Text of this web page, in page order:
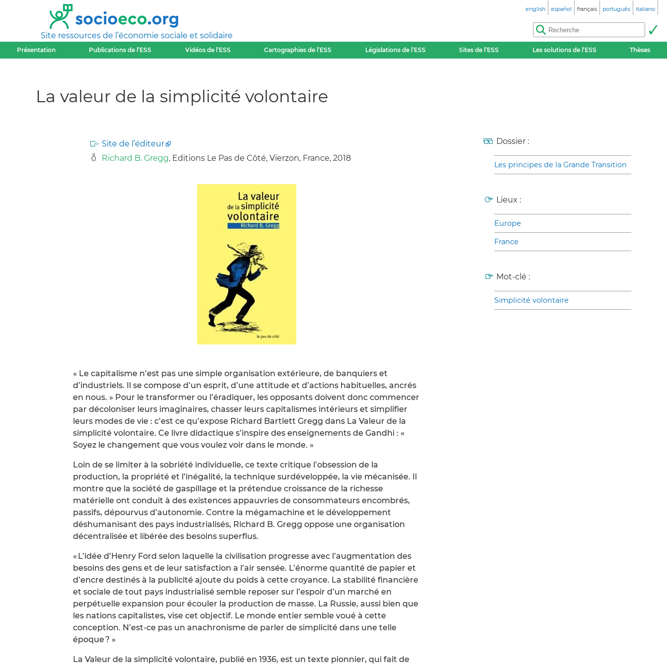
Site ressources de l’économie sociale et solidaire
english español français português italiano
Présentation Publications de l’ESS Vidéos de l’ESS Cartographies de l’ESS Législations de l’ESS Sites de l’ESS Les solutions de l’ESS Thèses
La valeur de la simplicité volontaire
Site de l’éditeur
Richard B. Gregg, Editions Le Pas de Côté, Vierzon, France, 2018
« Le capitalisme n’est pas une simple organisation extérieure, de banquiers et
d’industriels. Il se compose d’un esprit, d’une attitude et d’actions habituelles, ancrés
en nous. » Pour le transformer ou l’éradiquer, les opposants doivent donc commencer
par décoloniser leurs imaginaires, chasser leurs capitalismes intérieurs et simplifier
leurs modes de vie : c’est ce qu’expose Richard Bartlett Gregg dans La Valeur de la
simplicité volontaire. Ce livre didactique s’inspire des enseignements de Gandhi : «
Soyez le changement que vous voulez voir dans le monde. »
Loin de se limiter à la sobriété individuelle, ce texte critique l’obsession de la
production, la propriété et l’inégalité, la technique surdéveloppée, la vie mécanisée. Il
montre que la société de gaspillage et la prétendue croissance de la richesse
matérielle ont conduit à des existences appauvries de consommateurs encombrés,
passifs, dépourvus d’autonomie. Contre la mégamachine et le développement
déshumanisant des pays industrialisés, Richard B. Gregg oppose une organisation
décentralisée et libérée des besoins superflus.
« L’idée d’Henry Ford selon laquelle la civilisation progresse avec l’augmentation des
besoins des gens et de leur satisfaction a l’air sensée. L’énorme quantité de papier et
d’encre destinés à la publicité ajoute du poids à cette croyance. La stabilité financière
et sociale de tout pays industrialisé semble reposer sur l’espoir d’un marché en
perpétuelle expansion pour écouler la production de masse. La Russie, aussi bien que
les nations capitalistes, vise cet objectif. Le monde entier semble voué à cette
conception. N’est-ce pas un anachronisme de parler de simplicité dans une telle
époque ? »
La Valeur de la simplicité volontaire, publié en 1936, est un texte pionnier, qui fait de
Dossier :
Les principes de la Grande Transition
Lieux :
Europe
France
Mot-clé :
Simplicité volontaire